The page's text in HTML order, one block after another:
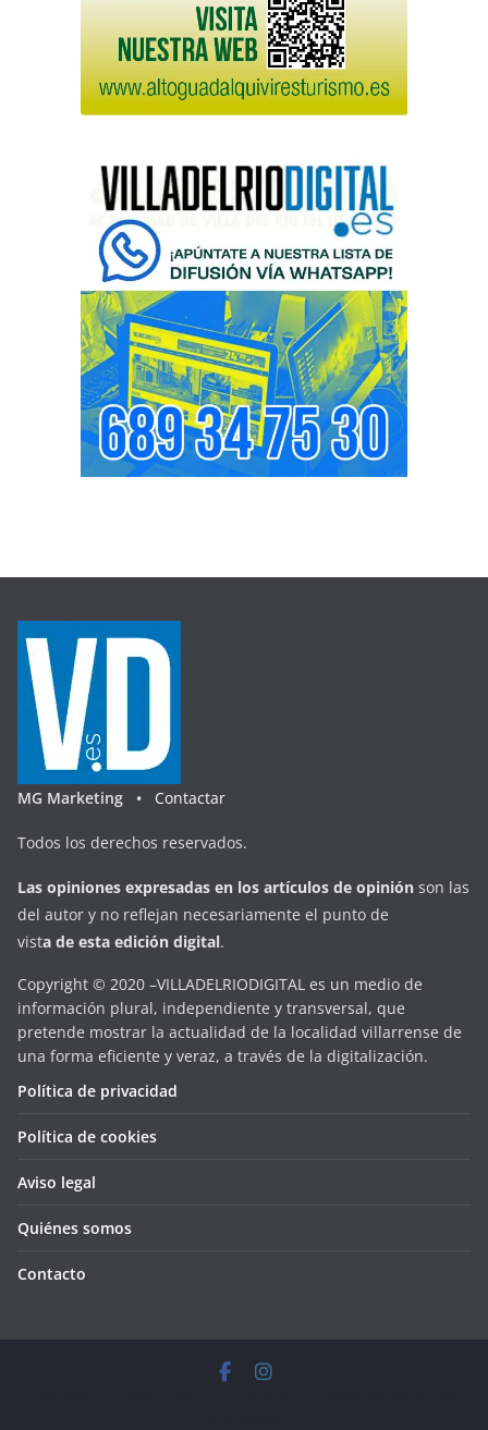
MG Marketing • Contactar
Todos los derechos reservados.
Las opiniones expresadas en los artículos de opinión son las
del autor y no reflejan necesariamente el punto de
vista de esta edición digital.
Copyright © 2020 –VILLADELRIODIGITAL es un medio de
información plural, independiente y transversal, que
pretende mostrar la actualidad de la localidad villarrense de
una forma eficiente y veraz, a través de la digitalización.
Política de privacidad
Política de cookies
Aviso legal
Quiénes somos
Contacto